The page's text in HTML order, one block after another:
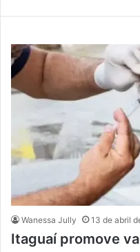
Wanessa Jully 13 de abril
Itaguaí promove